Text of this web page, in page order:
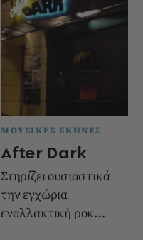
ΜΟΥΣΙΚΕΣ ΣΚΗΝΕΣ
After Dark
Στηρίζει ουσιαστικά
την εγχώρια
εναλλακτική ροκ